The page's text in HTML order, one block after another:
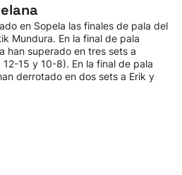
en Sopela las finales de pala del
Mundura. En la final de pala
han superado en tres sets a
15 y 10-8). En la final de pala
derrotado en dos sets a Erik y